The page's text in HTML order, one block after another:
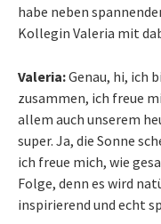
habe neben
Kollegin Valeria mit
Valeria:Genau, hi, ich
zusammen, ich freue
allem auch unserem
super. Ja, die Sonne
ich freue mich, wie
Folge, denn es wird
inspirierend und echt